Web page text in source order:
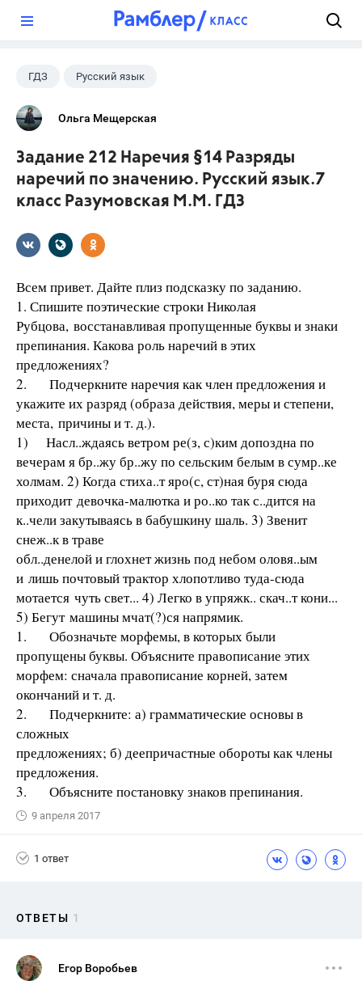
ГДЗ Русский язык
Разумовская М.М.
Ольга Мещерская
Задание 212 Наречия §14 Разряды
наречий по значению. Русский язык.7
класс Разумовская М.М. ГДЗ
Всем привет. Дайте плиз подсказку по заданию.
1. Спишите поэтические строки Николая
Рубцова, восстанавливая пропущенные буквы и знаки
препинания. Какова роль наречий в этих
предложениях?
2. Подчеркните наречия как член предложения и
укажите их разряд (образа действия, меры и степени,
места, причины и т. д.).
1) Насл..ждаясь ветром ре(з, с)ким допоздна по
вечерам я бр..жу бр..жу по сельским белым в сумр..ке
холмам. 2) Когда стиха..т яро(с, ст)ная буря сюда
приходит девочка-малютка и ро..ко так с..дится на
к..чели закутываясь в бабушкину шаль. 3) Звенит
снеж..к в траве
обл..денелой и глохнет жизнь под небом оловя..ым
и лишь почтовый трактор хлопотливо туда-сюда
мотается чуть свет... 4) Легко в упряжк.. скач..т кони...
5) Бегут машины мчат(?)ся напрямик.
1. Обозначьте морфемы, в которых были
пропущены буквы. Объясните правописание этих
морфем: сначала правописание корней, затем
окончаний и т. д.
2. Подчеркните: а) грамматические основы в
сложных
предложениях; б) деепричастные обороты как члены
предложения.
3. Объясните постановку знаков препинания.
9 апреля 2017
1 ответ
ОТВЕТЫ 1
Егор Воробьев